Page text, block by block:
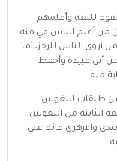
لللغة وأعلمهم
من أعلم الناس في فنه.
أروى الناس للرجز، أما
أبي عبيدة وأحفظ
منه.
طبقات اللغويين
الثانية من اللغويين
والأزهري قائم على